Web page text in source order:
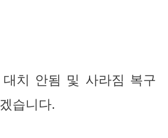
치 안됨 및 사라짐 복구
습니다.